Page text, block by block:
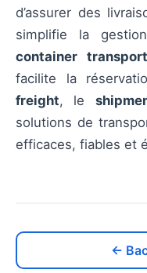
d’assurer des
simplifie la
container transport
facilite la
freight, le
solutions de
efficaces, fiables et
←